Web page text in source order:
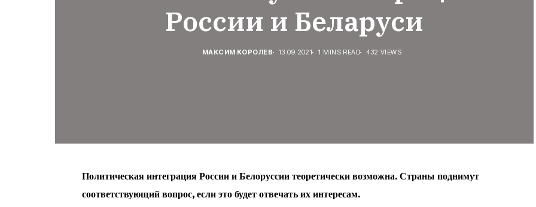
России и Беларуси
МАКСИМ КОРОЛЕВ 13.09.2021 1 MINS READ 432 VIEWS
Политическая интеграция России и Белоруссии теоретически возможна. Страны поднимут
соответствующий вопрос, если это будет отвечать их интересам.